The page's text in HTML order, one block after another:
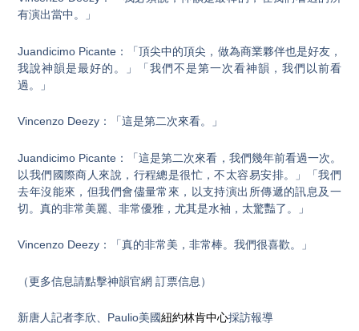
有演出當中。」
Juandicimo Picante：「頂尖中的頂尖，做為商業夥伴也是好友，
我說神韻是最好的。」「我們不是第一次看神韻，我們以前看
過。」
Vincenzo Deezy：「這是第二次來看。」
Juandicimo Picante：「這是第二次來看，我們幾年前看過一次。
以我們國際商人來說，行程總是很忙，不太容易安排。」「我們
去年沒能來，但我們會儘量常來，以支持演出所傳遞的訊息及一
切。真的非常美麗、非常優雅，尤其是水袖，太驚豔了。」
Vincenzo Deezy：「真的非常美，非常棒。我們很喜歡。」
（更多信息請點擊神韻官網 訂票信息）
新唐人記者李欣、Paulio美國紐約林肯中心採訪報導